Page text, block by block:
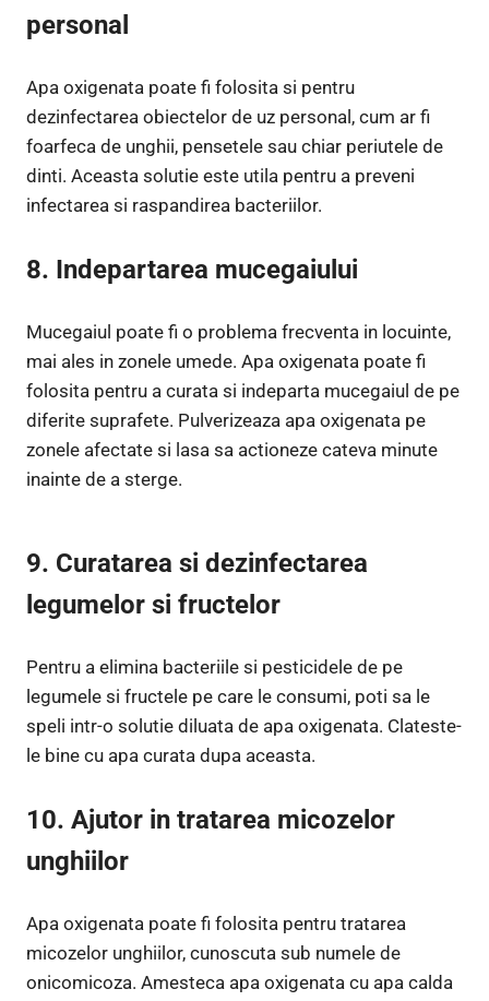
personal
Apa oxigenata poate fi folosita si pentru
dezinfectarea obiectelor de uz personal, cum ar fi
foarfeca de unghii, pensetele sau chiar periutele de
dinti. Aceasta solutie este utila pentru a preveni
infectarea si raspandirea bacteriilor.
8. Indepartarea mucegaiului
Mucegaiul poate fi o problema frecventa in locuinte,
mai ales in zonele umede. Apa oxigenata poate fi
folosita pentru a curata si indeparta mucegaiul de pe
diferite suprafete. Pulverizeaza apa oxigenata pe
zonele afectate si lasa sa actioneze cateva minute
inainte de a sterge.
9. Curatarea si dezinfectarea
legumelor si fructelor
Pentru a elimina bacteriile si pesticidele de pe
legumele si fructele pe care le consumi, poti sa le
speli intr-o solutie diluata de apa oxigenata. Clateste-
le bine cu apa curata dupa aceasta.
10. Ajutor in tratarea micozelor
unghiilor
Apa oxigenata poate fi folosita pentru tratarea
micozelor unghiilor, cunoscuta sub numele de
onicomicoza. Amesteca apa oxigenata cu apa calda